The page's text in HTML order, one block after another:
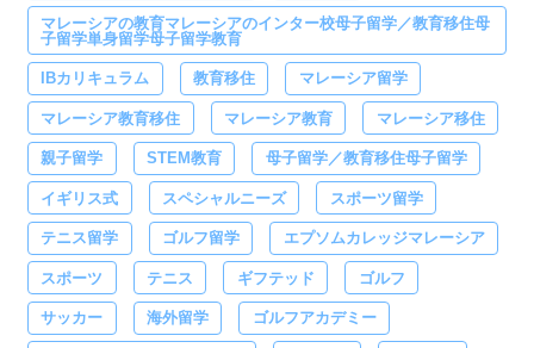
マレーシアの教育マレーシアのインター校母子留学／教育移住母
子留学単身留学母子留学教育
IBカリキュラム 教育移住 マレーシア留学
マレーシア教育移住 マレーシア教育 マレーシア移住
親子留学 STEM教育 母子留学／教育移住母子留学
イギリス式 スペシャルニーズ スポーツ留学
テニス留学 ゴルフ留学 エプソムカレッジマレーシア
スポーツ テニス ギフテッド ゴルフ
サッカー 海外留学 ゴルフアカデミー